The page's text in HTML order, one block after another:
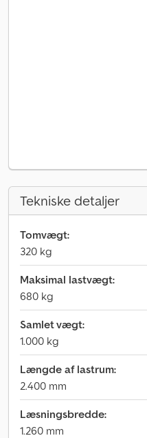
Tekniske detaljer
Tomvægt:
320 kg
Maksimal lastvægt:
680 kg
Samlet vægt:
1.000 kg
Længde af lastrum:
2.400 mm
Læsningsbredde:
1.260 mm